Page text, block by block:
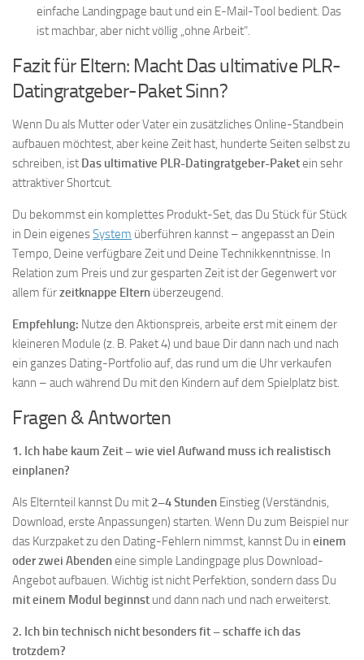
einfache Landingpage baut und ein E-Mail-Tool bedient. Das
ist machbar, aber nicht völlig „ohne Arbeit“.
Fazit für Eltern: Macht Das ultimative PLR-
Datingratgeber-Paket Sinn?
Wenn Du als Mutter oder Vater ein zusätzliches Online-Standbein
aufbauen möchtest, aber keine Zeit hast, hunderte Seiten selbst zu
schreiben, ist Das ultimative PLR-Datingratgeber-Paketein sehr
attraktiver Shortcut.
Du bekommst ein komplettes Produkt-Set, das Du Stück für Stück
in Dein eigenesSystem überführen kannst – angepasst an Dein
Tempo, Deine verfügbare Zeit und Deine Technikkenntnisse. In
Relation zum Preis und zur gesparten Zeit ist der Gegenwert vor
allem fürzeitknappe Eltern überzeugend.
Empfehlung: Nutze den Aktionspreis, arbeite erst mit einem der
kleineren Module (z. B. Paket 4) und baue Dir dann nach und nach
ein ganzes Dating-Portfolio auf, das rund um die Uhr verkaufen
kann – auch während Du mit den Kindern auf dem Spielplatz bist.
Fragen & Antworten
1. Ich habe kaum Zeit – wie viel Aufwand muss ich realistisch
einplanen?
Als Elternteil kannst Du mit 2–4 Stunden Einstieg (Verständnis,
Download, erste Anpassungen) starten. Wenn Du zum Beispiel nur
das Kurzpaket zu den Dating-Fehlern nimmst, kannst Du in einem
oder zwei Abendeneine simple Landingpage plus Download-
Angebot aufbauen. Wichtig ist nicht Perfektion, sondern dass Du
mit einem Modul beginnst und dann nach und nach erweiterst.
2. Ich bin technisch nicht besonders fit – schaffe ich das
trotzdem?